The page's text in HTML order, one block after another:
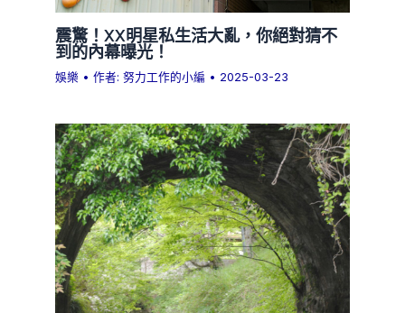
震驚！XX明星私生活大亂，你絕對猜不
到的內幕曝光！
娛樂 • 作者:努力工作的小編 • 2025-03-23